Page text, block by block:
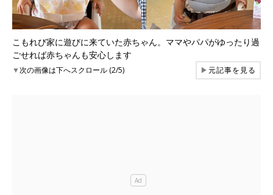
こもれび家に遊びに来ていた赤ちゃん。ママやパパがゆったり過
ごせれば赤ちゃんも安心します
▼次の画像は下へスクロール (2/5) ▶元記事を見る